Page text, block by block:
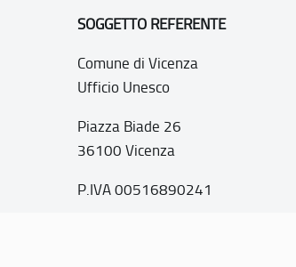
SOGGETTO REFERENTE
Comune di Vicenza
Ufficio Unesco
Piazza Biade 26
36100 Vicenza
P.IVA 00516890241